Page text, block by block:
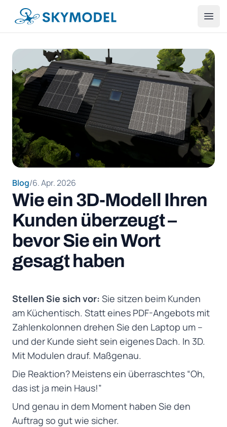
SKYMODEL
Blog/6. Apr. 2026
Wie ein 3D-Modell Ihren
Kunden überzeugt –
bevor Sie ein Wort
gesagt haben
Stellen Sie sich vor: Sie sitzen beim Kunden
am Küchentisch. Statt eines PDF-Angebots mit
Zahlenkolonnen drehen Sie den Laptop um –
und der Kunde sieht sein eigenes Dach. In 3D.
Mit Modulen drauf. Maßgenau.
Die Reaktion? Meistens ein überraschtes “Oh,
das ist ja mein Haus!”
Und genau in dem Moment haben Sie den
Auftrag so gut wie sicher.